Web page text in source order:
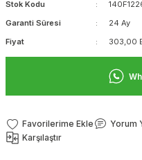
Stok Kodu
Garanti Süresi
24 Ay
Fiyat
303,00
Yorum
Karşılaştır